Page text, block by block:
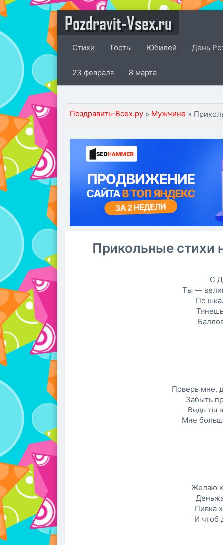
Pozdravit-Vsex.ru
Стихи Тосты Юбилей День
23 февраля 8 марта
Поздравить-Всех.ру » Мужчине »
Прикольные стихи
С
Ты —
По
Поверь мне,
Забыть
Ведь ты
Мне
Желаю
Пивка
И чтоб